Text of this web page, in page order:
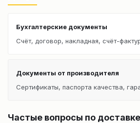
Бухгалтерские документы
Счёт, договор, накладная, счёт-
Документы от производителя
Сертификаты, паспорта качества,
Частые вопросы по